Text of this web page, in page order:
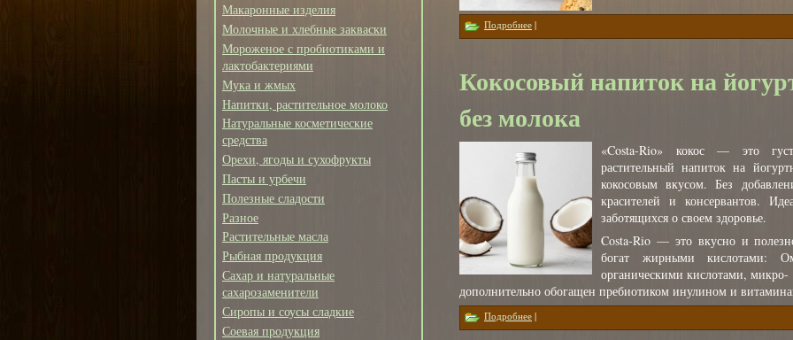
Макаронные изделия
Молочные и хлебные закваски
Мороженое с пробиотиками и
лактобактериями
Мука и жмых
Напитки, растительное молоко
Натуральные косметические
средства
Орехи, ягоды и сухофрукты
Пасты и урбечи
Полезные сладости
Разное
Растительные масла
Рыбная продукция
Сахар и натуральные
сахарозаменители
Сиропы и соусы сладкие
Соевая продукция
Подробнее о Печенье песочное Оригинальное Безглютеновое Nutvill 100г
|
Кокосовый напиток на
без молока
«Costa-Rio» кокос — это
растительный напиток на
кокосовым вкусом. Без
красителей и консервантов.
заботящихся о своем здоровье.
Costa-Rio — это вкусно и
богат жирными
органическими кислотами,
дополнительно обогащен пребиотиком инулином и
Подробнее о Кокосовый напиток на йогуртной закваске без молока
|